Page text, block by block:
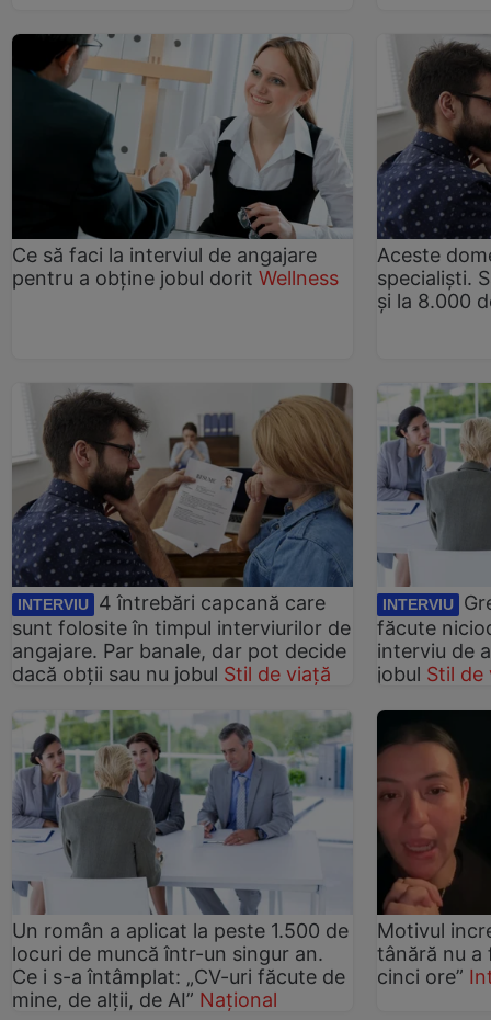
Ce să faci la interviul de angajare
pentru a obține jobul dorit Wellness
Aceste
specialiști.
și la 8.000
INTERVIU
4 întrebări capcană care
sunt folosite în timpul interviurilor de
angajare. Par banale, dar pot decide
dacă obții sau nu jobul Stil de viață
INTERVIU
făcute
interviu de
jobul Stil de
Un român a aplicat la peste 1.500 de
locuri de muncă într-un singur an.
Ce i s-a întâmplat: „CV-uri făcute de
mine, de alții, de AI” Național
Motivul
tânără nu a
cinci ore”